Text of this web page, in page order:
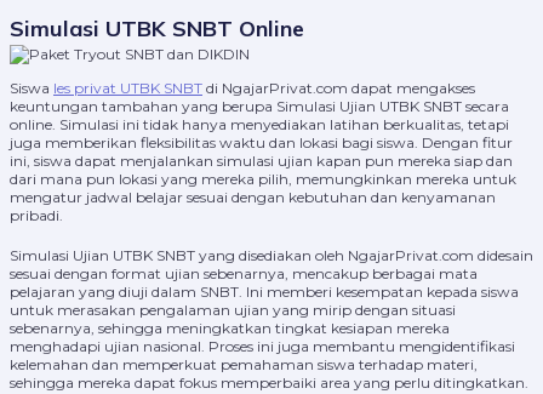
Simulasi UTBK SNBT Online
Siswa les privat UTBK SNBT di NgajarPrivat.com dapat mengakses
keuntungan tambahan yang berupa Simulasi Ujian UTBK SNBT secara
online. Simulasi ini tidak hanya menyediakan latihan berkualitas, tetapi
juga memberikan fleksibilitas waktu dan lokasi bagi siswa. Dengan fitur
ini, siswa dapat menjalankan simulasi ujian kapan pun mereka siap dan
dari mana pun lokasi yang mereka pilih, memungkinkan mereka untuk
mengatur jadwal belajar sesuai dengan kebutuhan dan kenyamanan
pribadi.
Simulasi Ujian UTBK SNBT yang disediakan oleh NgajarPrivat.com didesain
sesuai dengan format ujian sebenarnya, mencakup berbagai mata
pelajaran yang diuji dalam SNBT. Ini memberi kesempatan kepada siswa
untuk merasakan pengalaman ujian yang mirip dengan situasi
sebenarnya, sehingga meningkatkan tingkat kesiapan mereka
menghadapi ujian nasional. Proses ini juga membantu mengidentifikasi
kelemahan dan memperkuat pemahaman siswa terhadap materi,
sehingga mereka dapat fokus memperbaiki area yang perlu ditingkatkan.